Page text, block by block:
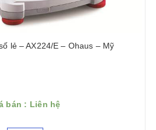
lẻ – AX224/E – Ohaus – Mỹ
bán : Liên hệ